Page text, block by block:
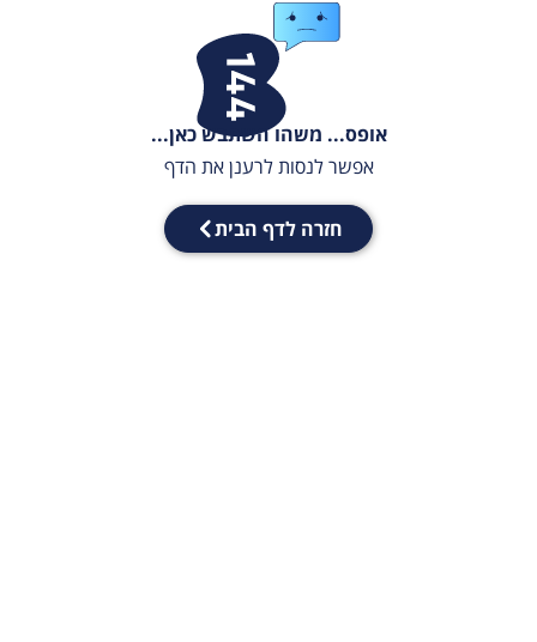
אופס... משהו השתבש כאן...
אפשר לנסות לרענן את הדף
חזרה לדף הבית